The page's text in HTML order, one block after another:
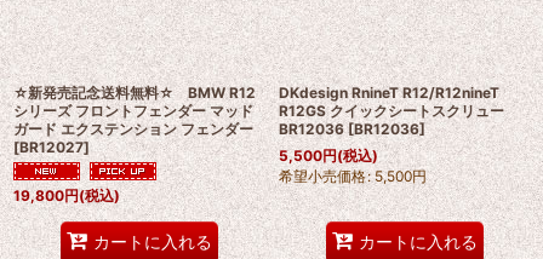
☆新発売記念送料無料☆ BMW R12
シリーズ フロントフェンダー マッド
ガード エクステンション フェンダー
[BR12027]
19,800円(税込)
カートに入れる
DKdesign RnineT R12/R12nineT
R12GS クイックシートスクリュー
BR12036 [BR12036]
5,500円(税込)
希望小売価格: 5,500円
カートに入れる